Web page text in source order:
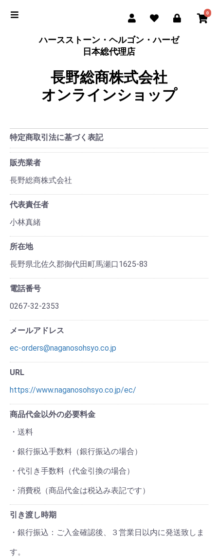
0
ハースストーン・ヘルゴン・ハーゼ
日本総代理店
長野総商株式会社
オンラインショップ
特定商取引法に基づく表記
販売業者
長野総商株式会社
代表責任者
小林真緒
所在地
長野県北佐久郡御代田町馬瀬口1625-83
電話番号
0267-32-2353
メールアドレス
ec-orders@naganosohsyo.co.jp
URL
https://www.naganosohsyo.co.jp/ec/
商品代金以外の必要料金
・送料
・銀行振込手数料（銀行振込の場合）
・代引き手数料（代金引換の場合）
・消費税（商品代金は税込み表記です）
引き渡し時期
・銀行振込：ご入金確認後、３営業日以内に発送致しま
す。